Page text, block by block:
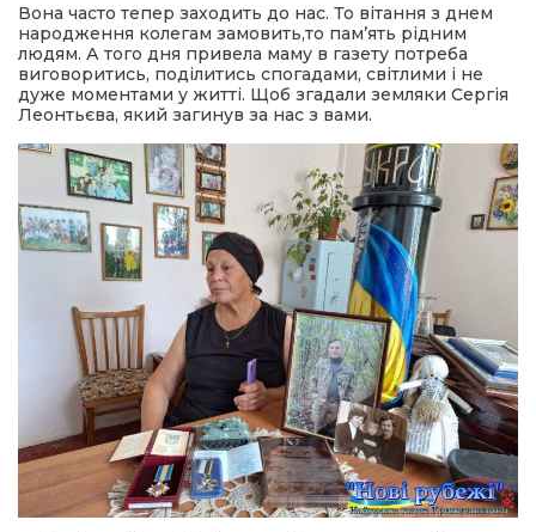
Вона часто тепер заходить до нас. То вітання з днем
народження колегам замовить,то пам’ять рідним
людям. А того дня привела маму в газету потреба
виговоритись, поділитись спогадами, світлими і не
дуже моментами у житті. Щоб згадали земляки Сергія
Леонтьєва, який загинув за нас з вами.